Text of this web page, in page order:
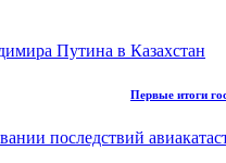
Первые итоги